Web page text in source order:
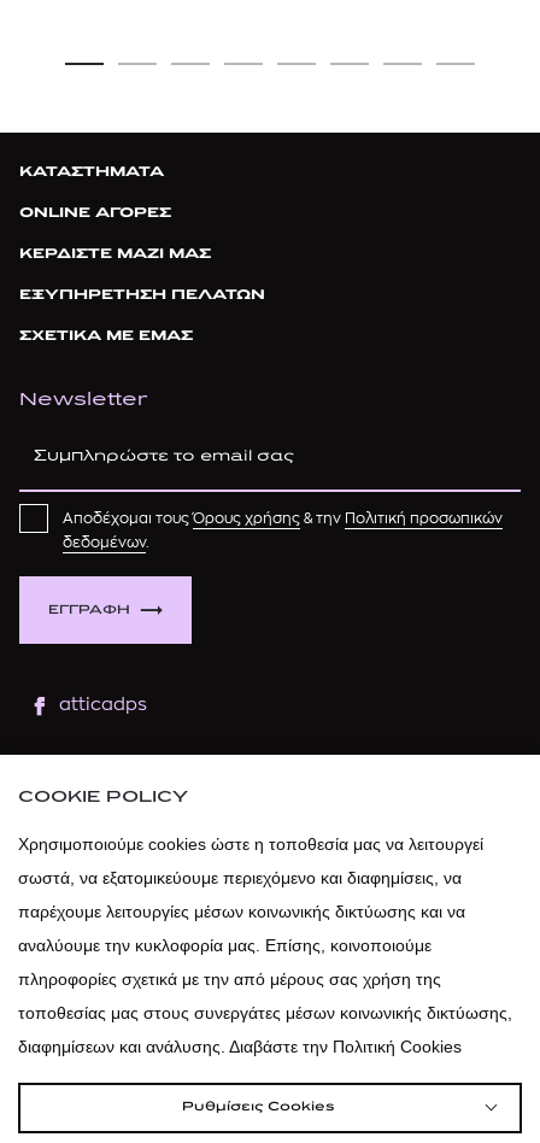
ΚΑΤΑΣΤΗΜΑΤΑ
ONLINE ΑΓΟΡΕΣ
ΚΕΡΔΙΣΤΕ ΜΑΖΙ ΜΑΣ
ΕΞΥΠΗΡΕΤΗΣΗ ΠΕΛΑΤΩΝ
ΣΧΕΤΙΚΑ ΜΕ ΕΜΑΣ
Newsletter
ΕΓΓΡΑΦΗ
Αποδέχομαι τουςΌρους χρήσης & την Πολιτική προσωπικών
δεδομένων.
atticadps
atticadps
COOKIE POLICY
Χρησιμοποιούμε cookies ώστε η τοποθεσία μας να λειτουργεί
σωστά, να εξατομικεύουμε περιεχόμενο και διαφημίσεις, να
παρέχουμε λειτουργίες μέσων κοινωνικής δικτύωσης και να
αναλύουμε την κυκλοφορία μας. Επίσης, κοινοποιούμε
πληροφορίες σχετικά με την από μέρους σας χρήση της
τοποθεσίας μας στους συνεργάτες μέσων κοινωνικής δικτύωσης,
διαφημίσεων και ανάλυσης. Διαβάστε την Πολιτική Cookies
Ρυθμίσεις Cookies